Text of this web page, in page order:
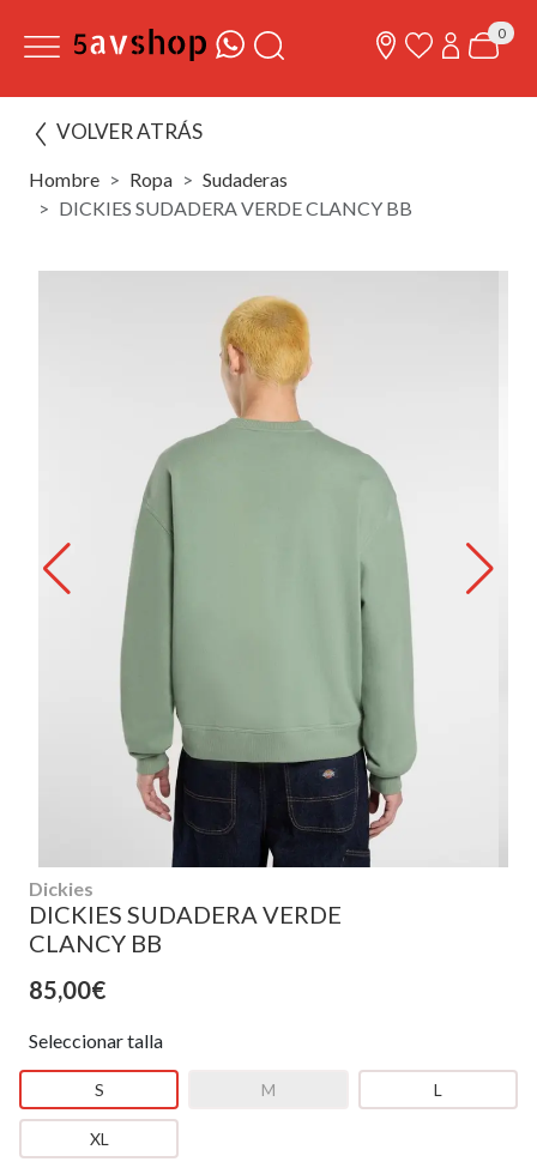
0
VOLVER ATRÁS
Hombre Ropa
Sudaderas
DICKIES SUDADERA VERDE CLANCY BB
Dickies
DICKIES SUDADERA VERDE
CLANCY BB
85,00€
Seleccionar talla
S M L
XL